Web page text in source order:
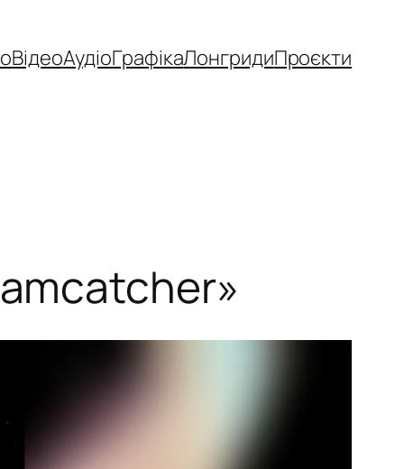
ВідеоАудіоГрафікаЛонгридиПроєкти